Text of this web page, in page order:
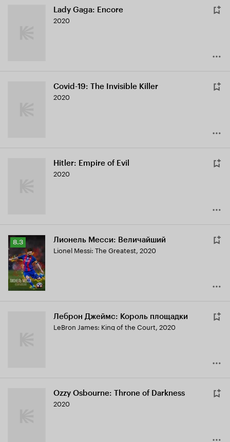
Lady Gaga: Encore
2020
Covid-19: The Invisible Killer
2020
Hitler: Empire of Evil
2020
Рейтинг
Кинопоиска
8.3
8.3 Лионель Месси: Величайший
Lionel Messi: The Greatest, 2020
Леброн Джеймс: Король площадки
LeBron James: King of the Court, 2020
Ozzy Osbourne: Throne of Darkness
2020